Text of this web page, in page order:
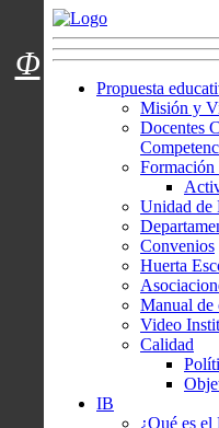
Menú usuarios
Propuesta
Misión y
Docentes
Formación
Unidad de
Convenios
Huerta
Manual de
Video
Calidad
IB
¿Qué es
Φ